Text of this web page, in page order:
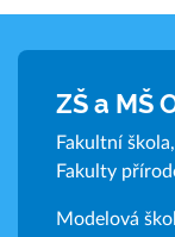
ZŠ a MŠ
Fakultní
Fakulty
Modelová